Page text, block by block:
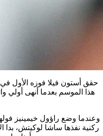
حقق أستون فيلا فوزه الأول في
هذا الموسم بعدما أنهى أولي
وعندما وضع راؤول خيمينيز
ركنية نفذها ساشا لوكيتش، بدا